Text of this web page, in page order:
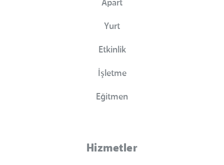
Apart
Yurt
Etkinlik
İşletme
Eğitmen
Hizmetler